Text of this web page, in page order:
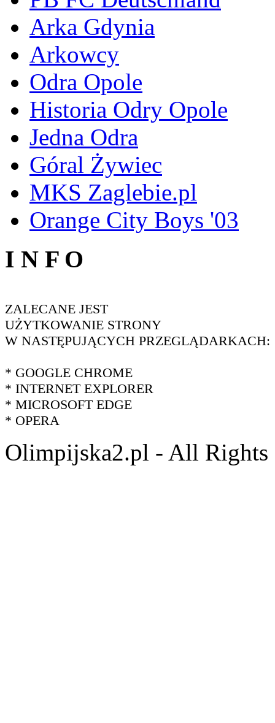
Arka Gdynia
Arkowcy
Odra Opole
Historia Odry Opole
Jedna Odra
Góral Żywiec
MKS Zaglebie.pl
Orange City Boys '03
I N F O
ZALECANE JEST
UŻYTKOWANIE STRONY
W NASTĘPUJĄCYCH PRZEGLĄDARKACH:
* GOOGLE CHROME
* INTERNET EXPLORER
* MICROSOFT EDGE
* OPERA
Olimpijska2.pl - All Rights